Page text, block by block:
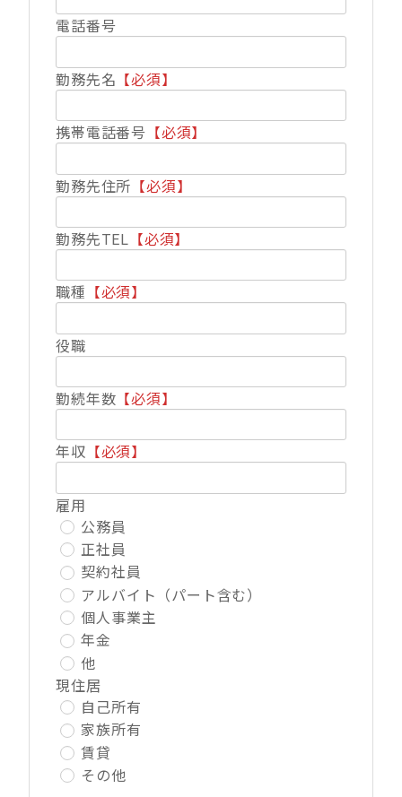
電話番号
勤務先名 【必須】
携帯電話番号 【必須】
勤務先住所 【必須】
勤務先TEL 【必須】
職種 【必須】
役職
勤続年数 【必須】
年収 【必須】
雇用
公務員
正社員
契約社員
アルバイト（パート含む）
個人事業主
年金
他
現住居
自己所有
家族所有
賃貸
その他